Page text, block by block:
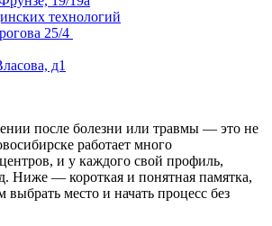
технологий
25/4
д1
после болезни или травмы — это не
работает много
и у каждого свой профиль,
Ниже — короткая и понятная памятка,
выбрать место и начать процесс без